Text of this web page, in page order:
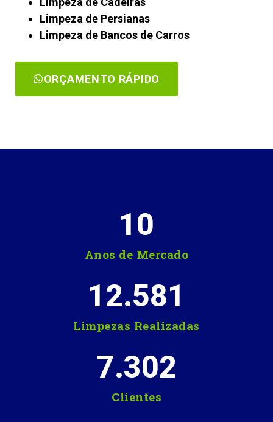
Limpeza de Persianas
Limpeza de Bancos de Carros
ORÇAMENTO RÁPIDO
Anos de Mercado
10
Limpezas Realizadas
12.581
Clientes
7.302